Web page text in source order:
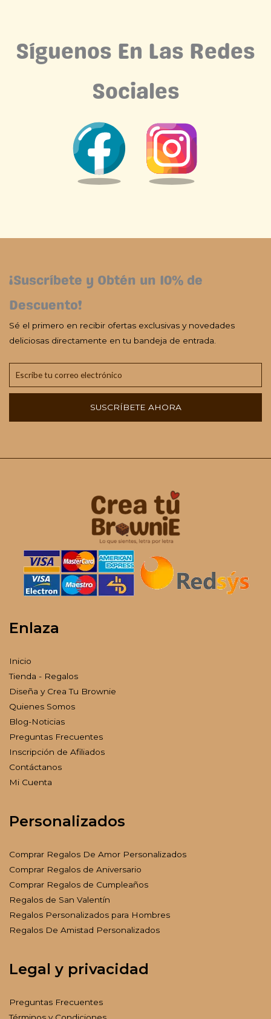
Síguenos En Las Redes
Sociales
¡Suscríbete y Obtén un 10% de
Descuento!
Sé el primero en recibir ofertas exclusivas y novedades
deliciosas directamente en tu bandeja de entrada.
SUSCRÍBETE AHORA
Enlaza
Inicio
Tienda - Regalos
Diseña y Crea Tu Brownie
Quienes Somos
Blog-Noticias
Preguntas Frecuentes
Inscripción de Afiliados
Contáctanos
Mi Cuenta
Personalizados
Comprar Regalos De Amor Personalizados
Comprar Regalos de Aniversario
Comprar Regalos de Cumpleaños
Regalos de San Valentín
Regalos Personalizados para Hombres
Regalos De Amistad Personalizados
Legal y privacidad
Preguntas Frecuentes